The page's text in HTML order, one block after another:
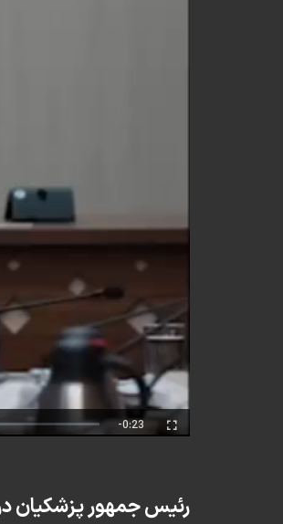
Remaining
Time
-0:23
Fullscreen
رئیس جمهور پزشکیان